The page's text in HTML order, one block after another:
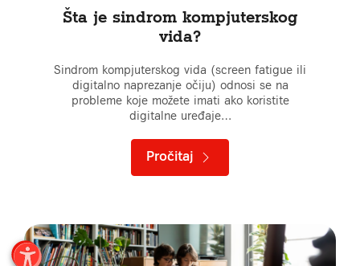
Šta je sindrom kompjuterskog
vida?
Sindrom kompjuterskog vida (screen fatigue ili
digitalno naprezanje očiju) odnosi se na
probleme koje možete imati ako koristite
digitalne uređaje…
Pročitaj